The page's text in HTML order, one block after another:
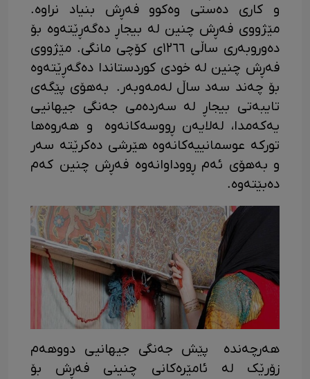
و کاری دەستی وەکوو فەڕش بنیاد نراوە.
مێژووی فەڕش چنین لە بیجاڕ دەگەڕێتەوە بۆ
دەوروبەری ساڵی ١٢٦٦ی کۆچی مانگی. مێژووی
فەڕش چنین لە خودی کوردستاندا دەگەڕێتەوە
بۆ چەند سەد ساڵ لەمەوبەر. بەهۆی پێگەی
تایبەتی بیجاڕ لە سەردەمی جەنگی جیهانیی
یەکەمدا، لەلایەن ڕووسەکانەوە و هەروەها
تورکە عوسمانییەکانەوە هێرشی دەکرێتە سەر
و بەهۆی ئەم ڕووداوانەوە فەڕش چنین کەم
دەبێتەوە.
هەرچەندە پێش جەنگی جیهانیی دووهەم
زۆرێک لە ئامێرەکانی چنینی فەڕش بۆ